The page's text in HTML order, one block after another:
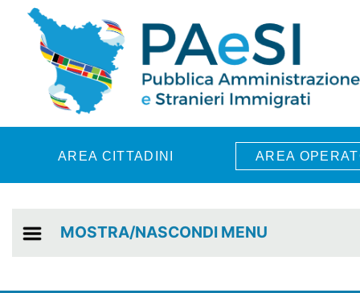
Skip to main content
AREA CITTADINI AREA
MOSTRA/NASCONDI MENU